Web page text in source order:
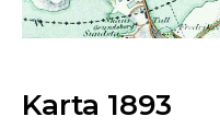
Karta 1893